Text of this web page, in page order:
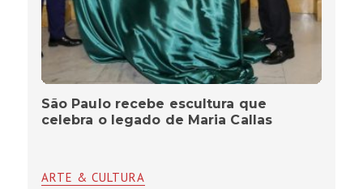
São Paulo recebe escultura que
celebra o legado de Maria Callas
ARTE & CULTURA